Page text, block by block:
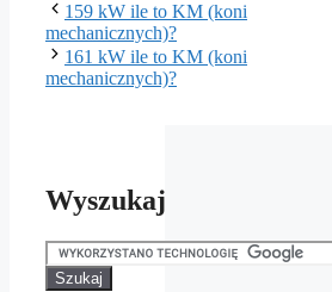
159 kW ile to KM (koni
mechanicznych)?
161 kW ile to KM (koni
mechanicznych)?
Wyszukaj